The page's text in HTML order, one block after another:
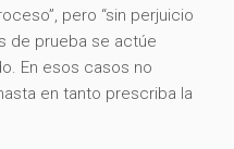
pero “sin perjuicio
de prueba se actúe
En esos casos no
en tanto prescriba la